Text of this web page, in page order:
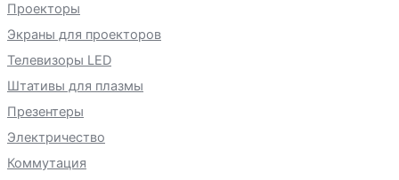
Проекторы
Экраны для проекторов
Телевизоры LED
Штативы для плазмы
Презентеры
Электричество
Коммутация